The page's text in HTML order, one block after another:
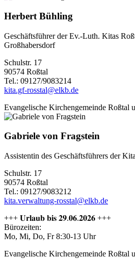
Herbert Bühling
Geschäftsführer der Ev.-Luth. Kitas
Großhabersdorf
Schulstr. 17
90574 Roßtal
Tel.: 09127/9083214
kita.gf-rosstal@elkb.de
Evangelische Kirchengemeinde Roßtal
Gabriele von Fragstein
Assistentin des Geschäftsführers der
Schulstr. 17
90574 Roßtal
Tel.: 09127/9083212
kita.verwaltung-rosstal@elkb.de
+++ 𝐔𝐫𝐥𝐚𝐮𝐛 𝐛𝐢𝐬 𝟐𝟗.𝟎𝟔.𝟐𝟎𝟐𝟔 +++
Bürozeiten:
Mo, Mi, Do, Fr 8:30-13 Uhr
Evangelische Kirchengemeinde Roßtal